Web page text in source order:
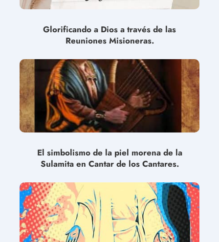
Glorificando a Dios a través de las
Reuniones Misioneras.
El simbolismo de la piel morena de la
Sulamita en Cantar de los Cantares.